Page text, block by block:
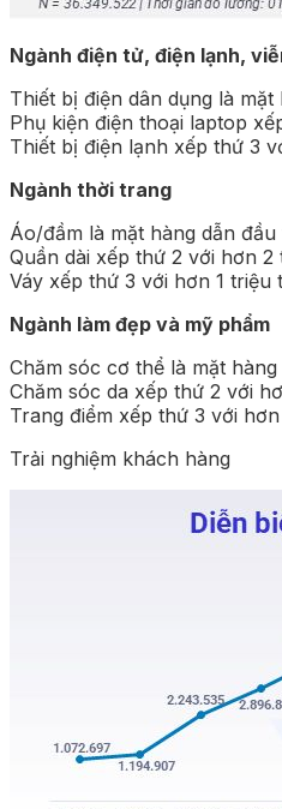
Ngành điện tử, điện lạnh,
Thiết bị điện dân dụng là
Phụ kiện điện thoại laptop
Thiết bị điện lạnh xếp thứ 3
Ngành thời trang
Áo/đầm là mặt hàng dẫn
Quần dài xếp thứ 2 với hơn 2
Váy xếp thứ 3 với hơn 1 triệu
Ngành làm đẹp và mỹ phẩm
Chăm sóc cơ thể là mặt
Chăm sóc da xếp thứ 2 với
Trang điểm xếp thứ 3 với
Trải nghiệm khách hàng